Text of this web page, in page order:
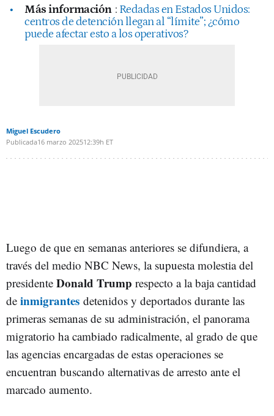
Más información : Redadas en Estados Unidos:
centros de detención llegan al “límite”; ¿cómo
puede afectar esto a los operativos?
Miguel Escudero
Publicada16 marzo 202512:39h ET
Luego de que en semanas anteriores se difundiera, a
través del medio NBC News, la supuesta molestia del
presidente Donald Trump respecto a la baja cantidad
de inmigrantes detenidos y deportados durante las
primeras semanas de su administración, el panorama
migratorio ha cambiado radicalmente, al grado de que
las agencias encargadas de estas operaciones se
encuentran buscando alternativas de arresto ante el
marcado aumento.